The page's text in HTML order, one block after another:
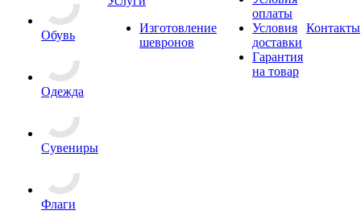
Обувь
Одежда
Сувениры
Флаги
Изготовление
шевронов
оплаты
Условия
доставки
Гарантия
на товар
Контакты